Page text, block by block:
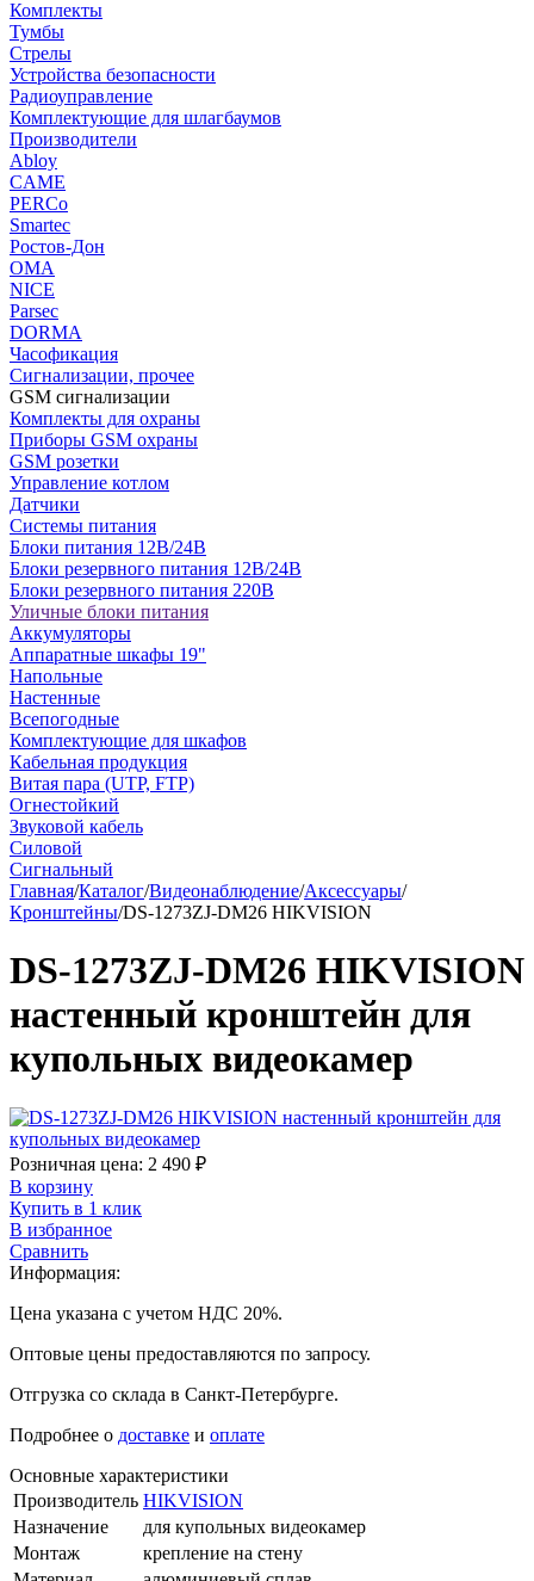
Комплекты
Тумбы
Стрелы
Устройства безопасности
Радиоуправление
Комплектующие для шлагбаумов
Производители
Abloy
CAME
PERCo
Smartec
Ростов-Дон
ОМА
NICE
Parsec
DORMA
Часофикация
Сигнализации, прочее
GSM сигнализации
Комплекты для охраны
Приборы GSM охраны
GSM розетки
Управление котлом
Датчики
Системы питания
Блоки питания 12В/24В
Блоки резервного питания 12В/24В
Блоки резервного питания 220В
Уличные блоки питания
Аккумуляторы
Аппаратные шкафы 19"
Напольные
Настенные
Всепогодные
Комплектующие для шкафов
Кабельная продукция
Витая пара (UTP, FTP)
Огнестойкий
Звуковой кабель
Силовой
Сигнальный
Главная/Каталог/Видеонаблюдение/Аксессуары/
Кронштейны/DS-1273ZJ-DM26 HIKVISION
DS-1273ZJ-DM26 HIKVISION
настенный кронштейн для
купольных видеокамер
Розничная цена: 2 490 ₽
В корзину
Купить в 1 клик
В избранное
Сравнить
Информация:
Цена указана с учетом НДС 20%.
Оптовые цены предоставляются по запросу.
Отгрузка со склада в Санкт-Петербурге.
Подробнее о доставке и оплате
Основные характеристики
Производитель HIKVISION
Назначение
для купольных видеокамер
Монтаж
крепление на стену